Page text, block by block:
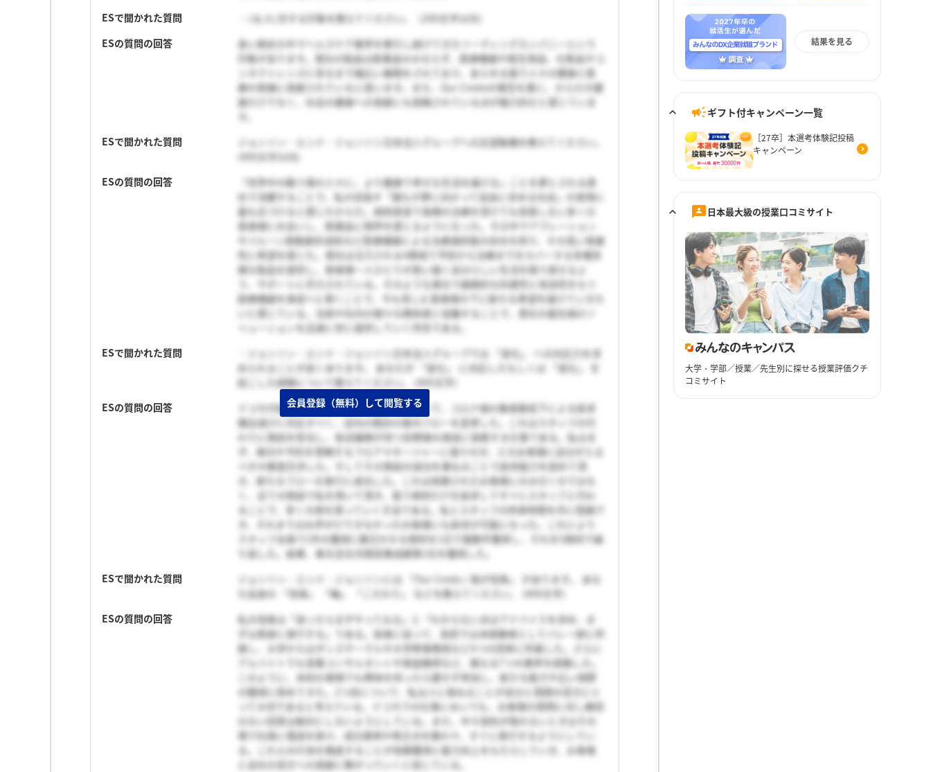
ESで聞かれた質問
・J＆Jに対する印象を教えてください。（200文字以内）
ESの質問の回答
長い歴史の中でヘルスケア業界を牽引し続けてきたリーディングカンパニーという
印象があります。貴社の製品は医薬品のみならず、医療機器や衛生用品、化粧品やコ
ンタクトレンズに至るまで幅広い展開をされており、あらゆる面で人々の健康と医
療の発展に貢献されていると思います。また、Our Credoの理念を基に、からだの健
康だけでなく、社会の健康への貢献にも挑戦されている点が魅力的だと感じていま
ESで聞かれた質問
ジョンソン・エンド・ジョンソン日本法人グループへの志望動機を教えてください。
(400文字以内)
ESの質問の回答
「世界中の数十億の人々に、より健康で幸せな生活を届ける」ことを夢とされる貴
社で活躍することで、私の目指す「誰もが夢に向かって自由に歩める社会」の実現に
最も近づけると感じたからだ。病院実習で長期の治療を受けても改善しない多くの
患者様にお会いし、医薬品に限界を感じるようになった。その中でアブレーション
やバルーン肺動脈形成術など医療機器による治療選択肢の存在を知り、その高い発展
性に希望を感じた。貴社は注力される4領域で予防から治療までをカバーする多種多
様な製品を提供し、患者様一人ひとりが思い描く自分らしい生活を取り戻せるよ
う、サポートに尽力されている。そのような貴社で画期的な利便性と有効性をもつ
医療機器を承認へと導くことで、今も苦しむ患者様の下に新たな希望を届けていきた
いと感じている。当局や社内の様々な関係者と協働することで、貴社の最先端のソ
リューションを迅速に世に提供していく所存である。
ESで聞かれた質問
・ジョンソン・エンド・ジョンソン日本法人グループでは 「変化」 への対応力を求
められることが良くあります。 あなたが 「変化」 に対応したもしくは 「変化」 を
起こした経験について教えてください。 (400文字)
ESの質問の回答
ドコモ代理店での営業コンサルタントにおいて、コロナ禍の集客数低下による訴求
機会減少に対応すべく、店内の既存の案内フローを変革した。これはスタッフの代
わりに商談を担当し、各店舗様が持つ目標値の達成に貢献する仕事である。私はま
ず、案内や予約を管轄するフロアマネージャーに張り付き、どのお客様に自分が入る
べきか都度交渉した。そしてその商談の成功を重ねることで訴求能力を認めて頂
き、新たなフローの実行に成功した。これは依頼されたお客様にのみ付くのではな
く、全ての商談で私を用いて頂き、狙う商材だけを訴求してすぐにスタッフと代わ
ることで、多くの席を周っていく方法である。私とスタッフの拘束時間を共に短縮で
き、それまではお声がけできなかったお客様にも訴求が可能になった。これにより
スタッフ全員で1件の獲得に数日かかる商材を1日で複数件獲得し、それを5商材で繰
り返した。結果、東北支社月間営業成績第1位を獲得した。
ESで聞かれた質問
ジョンソン・エンド・ジョンソンには 「Our Credo / 我が信条」 があります。 あな
た自身の 「信条」 「軸」 「こだわり」 などを教えてください。 (400文字)
ESの質問の回答
私の信条は「迷ったらまずやってみる」と「わからない点はアドバイスを求め、ま
ずは素直に実行する」である。前者に従って、高校では未経験者としてバレー部に所
属し、大学からはダンスサークルや大学祭事務局など4つの団体に所属した。さらに
アルバイトでも営業コンサルタントや家庭教師など、異なる7つの業界を経験した。
このように、未知の環境でも興味を持ったら臆せず参加し、新たな能力や広い視野
の獲得に努めてきた。2つ目について、私は人に尋ねることが自分と周囲の双方にと
って大切であると考えている。ドコモでの仕事においても、お客様の質問に対し確信
のない回答は絶対にしないようにしている。また、中々契約が取れないときはその
場で社員に電話を掛け、成功事例や修正点を教わり、すぐに実行するようにしてい
る。これらの行為を徹底することが信頼獲得と能力向上をもたらしていき、お客様
と会社の双方への貢献に繋がっていくと信じている。
会員登録（無料）して閲覧する
結果を見る
ギフト付キャンペーン一覧
［27卒］本選考体験記投稿
キャンペーン
日本最大級の授業口コミサイト
大学・学部／授業／先生別に探せる授業評価クチ
コミサイト